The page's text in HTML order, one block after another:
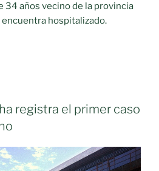
34 años vecino de la provincia
encuentra hospitalizado.
registra el primer caso